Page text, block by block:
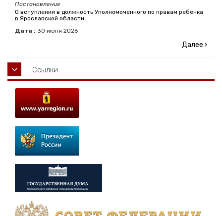
Постановление
О вступлении в должность Уполномоченного по правам ребенка
в Ярославской области
Дата : 30 июня 2026
Далее
Ссылки